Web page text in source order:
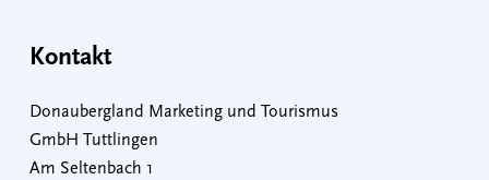
Kontakt
Donaubergland Marketing und Tourismus
GmbH Tuttlingen
Am Seltenbach 1